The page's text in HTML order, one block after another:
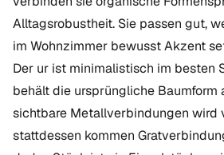
Alltagsrobustheit. Sie passen gut,
im Wohnzimmer bewusst Akzent
Der ur ist minimalistisch im besten
behält die ursprüngliche Baumform
sichtbare Metallverbindungen wird
stattdessen kommen